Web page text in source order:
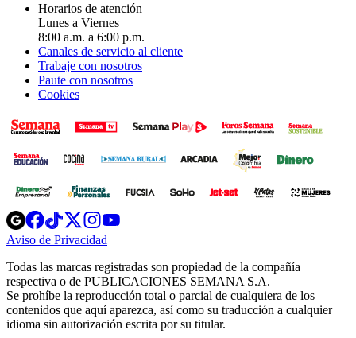
Horarios de atención
Lunes a Viernes
8:00 a.m. a 6:00 p.m.
Canales de servicio al cliente
Trabaje con nosotros
Paute con nosotros
Cookies
Opens
in
new
Opens
in
new
Opens
in
new
window
Opens
new
windowwindow
Aviso de Privacidad
new
window
Todas las marcas registradas son propiedad de la compañía
respectiva o de PUBLICACIONES SEMANA S.A.
Se prohíbe la reproducción total o parcial de cualquiera de los
contenidos que aquí aparezca, así como su traducción a cualquier
idioma sin autorización escrita por su titular.